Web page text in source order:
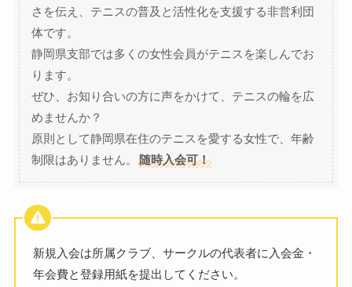
さを伝え、テニスの普及と活性化を支援する非営利団
体です。
静岡県支部では多くの女性会員がテニスを楽しんでお
ります。
ぜひ、お知り合いの方に声をかけて、テニスの輪を広
めませんか？
原則として静岡県在住のテニスを愛する女性で、年齢
制限はありません。随時入会可！
新規入会は所属クラブ、サークルの代表者に入会金・
年会費と登録用紙を提出してください。